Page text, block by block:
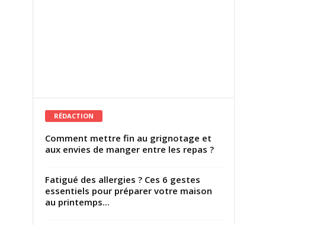
RÉDACTION
Comment mettre fin au grignotage et
aux envies de manger entre les repas ?
Fatigué des allergies ? Ces 6 gestes
essentiels pour préparer votre maison
au printemps...